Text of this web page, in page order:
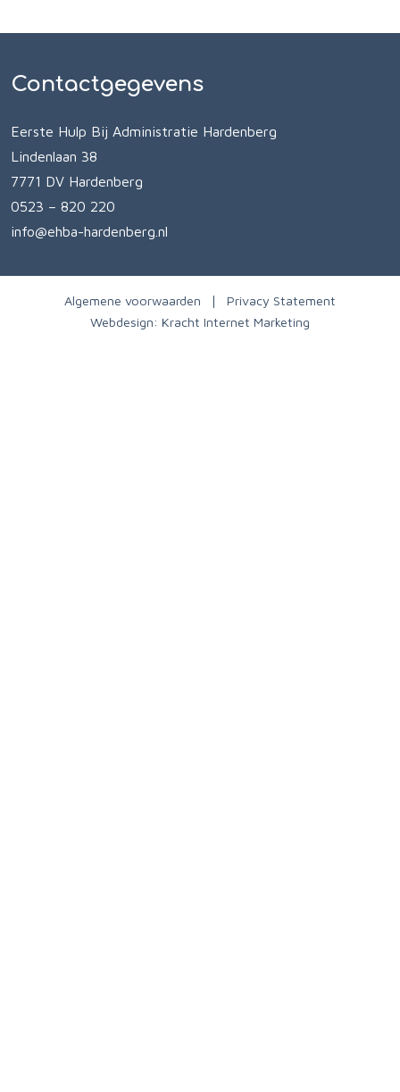
Contactgegevens
Eerste Hulp Bij Administratie Hardenberg
Lindenlaan 38
7771 DV Hardenberg
0523 – 820 220
info@ehba-hardenberg.nl
Algemene voorwaarden
Privacy Statement
Webdesign: Kracht Internet Marketing